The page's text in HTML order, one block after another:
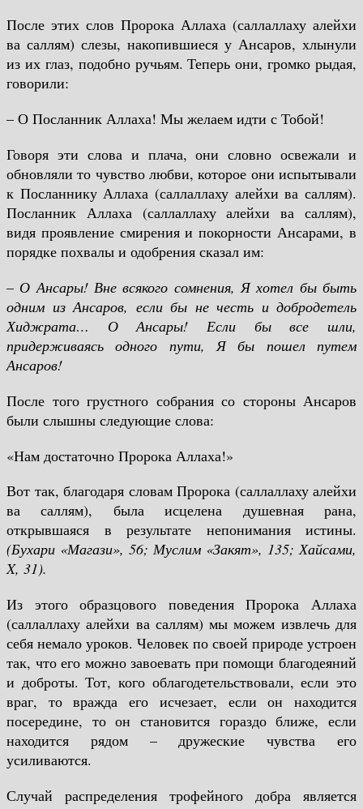
После этих слов Пророка Аллаха (саллаллаху алейхи
ва саллям) слезы, накопившиеся у Ансаров, хлынули
из их глаз, подобно ручьям. Теперь они, громко рыдая,
говорили:
– О Посланник Аллаха! Мы желаем идти с Тобой!
Говоря эти слова и плача, они словно освежали и
обновляли то чувство любви, которое они испытывали
к Посланнику Аллаха (саллаллаху алейхи ва саллям).
Посланник Аллаха (саллаллаху алейхи ва саллям),
видя проявление смирения и покорности Ансарами, в
порядке похвалы и одобрения сказал им:
– О Ансары! Вне всякого сомнения, Я хотел бы быть
одним из Ансаров, если бы не честь и добродетель
Хиджрата… О Ансары! Если бы все шли,
придерживаясь одного пути, Я бы пошел путем
Ансаров!
После того грустного собрания со стороны Ансаров
были слышны следующие слова:
«Нам достаточно Пророка Аллаха!»
Вот так, благодаря словам Пророка (саллаллаху алейхи
ва саллям), была исцелена душевная рана,
открывшаяся в результате непонимания истины.
(Бухари «Магази», 56; Муслим «Закят», 135; Хайсами,
X, 31).
Из этого образцового поведения Пророка Аллаха
(саллаллаху алейхи ва саллям) мы можем извлечь для
себя немало уроков. Человек по своей природе устроен
так, что его можно завоевать при помощи благодеяний
и доброты. Тот, кого облагодетельствовали, если это
враг, то вражда его исчезает, если он находится
посередине, то он становится гораздо ближе, если
находится рядом – дружеские чувства его
усиливаются.
Случай распределения трофейного добра является